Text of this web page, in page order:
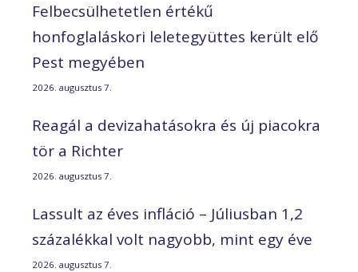
Felbecsülhetetlen értékű
honfoglaláskori leletegyüttes került elő
Pest megyében
2026. augusztus 7.
Reagál a devizahatásokra és új piacokra
tör a Richter
2026. augusztus 7.
Lassult az éves infláció – Júliusban 1,2
százalékkal volt nagyobb, mint egy éve
2026. augusztus 7.